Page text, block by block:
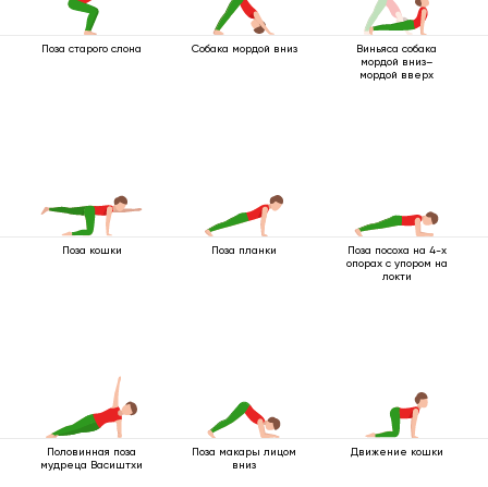
Поза старого слона Собака мордой вниз
Виньяса собака
мордой вниз–
мордой вверх
Поза кошки Поза планки
Поза посоха на 4-х
опорах с упором на
локти
Половинная поза
мудреца Васиштхи
Поза макары лицом
вниз
Движение кошки